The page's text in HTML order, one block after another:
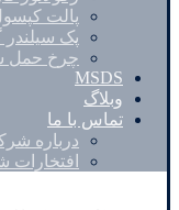
پالت
پک سیلندر
چرخ حمل
MSDS
وبلاگ
تماس با ما
درباره